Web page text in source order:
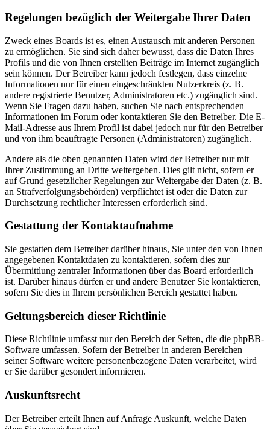
Regelungen bezüglich der Weitergabe Ihrer Daten
Zweck eines Boards ist es, einen Austausch mit anderen Personen
zu ermöglichen. Sie sind sich daher bewusst, dass die Daten Ihres
Profils und die von Ihnen erstellten Beiträge im Internet zugänglich
sein können. Der Betreiber kann jedoch festlegen, dass einzelne
Informationen nur für einen eingeschränkten Nutzerkreis (z. B.
andere registrierte Benutzer, Administratoren etc.) zugänglich sind.
Wenn Sie Fragen dazu haben, suchen Sie nach entsprechenden
Informationen im Forum oder kontaktieren Sie den Betreiber. Die E-
Mail-Adresse aus Ihrem Profil ist dabei jedoch nur für den Betreiber
und von ihm beauftragte Personen (Administratoren) zugänglich.
Andere als die oben genannten Daten wird der Betreiber nur mit
Ihrer Zustimmung an Dritte weitergeben. Dies gilt nicht, sofern er
auf Grund gesetzlicher Regelungen zur Weitergabe der Daten (z. B.
an Strafverfolgungsbehörden) verpflichtet ist oder die Daten zur
Durchsetzung rechtlicher Interessen erforderlich sind.
Gestattung der Kontaktaufnahme
Sie gestatten dem Betreiber darüber hinaus, Sie unter den von Ihnen
angegebenen Kontaktdaten zu kontaktieren, sofern dies zur
Übermittlung zentraler Informationen über das Board erforderlich
ist. Darüber hinaus dürfen er und andere Benutzer Sie kontaktieren,
sofern Sie dies in Ihrem persönlichen Bereich gestattet haben.
Geltungsbereich dieser Richtlinie
Diese Richtlinie umfasst nur den Bereich der Seiten, die die phpBB-
Software umfassen. Sofern der Betreiber in anderen Bereichen
seiner Software weitere personenbezogene Daten verarbeitet, wird
er Sie darüber gesondert informieren.
Auskunftsrecht
Der Betreiber erteilt Ihnen auf Anfrage Auskunft, welche Daten